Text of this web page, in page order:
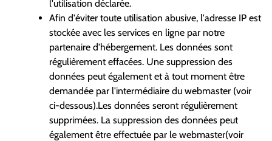
l'utilisation déclarée.
Afin d'éviter toute utilisation abusive, l'adresse IP est
stockée avec les services en ligne par notre
partenaire d'hébergement. Les données sont
régulièrement effacées. Une suppression des
données peut également et à tout moment être
demandée par l'intermédiaire du webmaster (voir
ci-dessous).Les données seront régulièrement
supprimées. La suppression des données peut
également être effectuée par le webmaster(voir